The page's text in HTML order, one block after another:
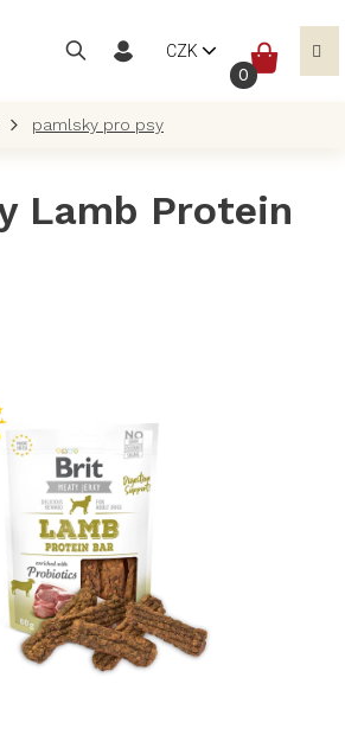
CZK
pamlsky pro psy
Lamb Protein